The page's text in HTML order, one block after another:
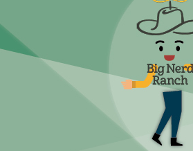
66
인자 ...... 67
하기: Nothing 타입 ...... 68
소하기: 자바의 파일 수준 함수 ...... 70
소하기: 함수 오버로딩 ...... 72
소하기: 백틱 함수 이름 ...... 73
일 표현식 함수 ...... 75